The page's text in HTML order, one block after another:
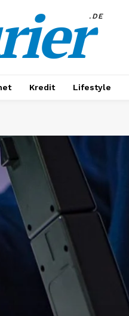
.DE
Kredit Lifestyle